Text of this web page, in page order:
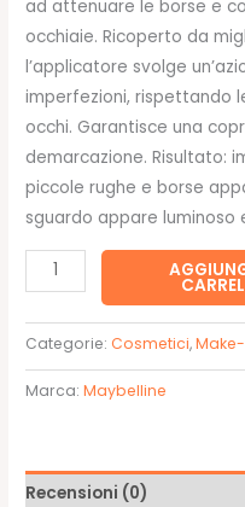
era:
11,90€.
è:
ad attenuare le borse e
occhiaie. Ricoperto da
l’applicatore svolge
imperfezioni, rispettando
occhi. Garantisce una
demarcazione. Risultato:
piccole rughe e borse
sguardo appare luminoso
Correttore
Cancella
età
08
-
Categorie:Cosmetici,
Marca:Maybelline
Recensioni (0)